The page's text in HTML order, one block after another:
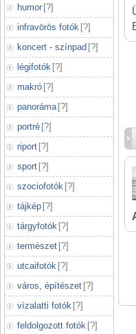
humor [?]
infravörös fotók [?]
koncert - színpad [?]
légifotók [?]
makró [?]
panoráma [?]
portré [?]
riport [?]
sport [?]
szociofotók [?]
tájkép [?]
tárgyfotók [?]
természet [?]
utcaifotók [?]
város, építészet [?]
vízalatti fotók [?]
feldolgozott fotók [?]